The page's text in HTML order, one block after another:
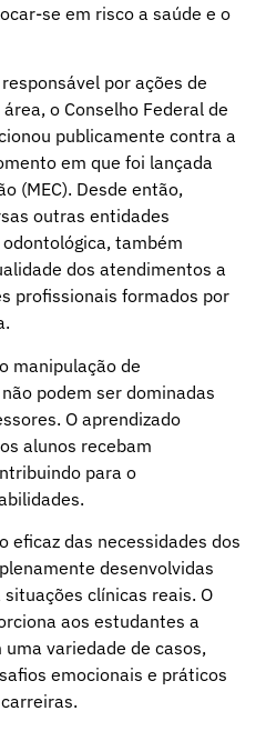
se em risco a saúde e o
por ações de
o Conselho Federal de
publicamente contra a
em que foi lançada
(MEC). Desde então,
outras entidades
também
dos atendimentos a
profissionais formados por
manipulação de
podem ser dominadas
O aprendizado
alunos recebam
para o
eficaz das necessidades dos
desenvolvidas
clínicas reais. O
aos estudantes a
variedade de casos,
emocionais e práticos